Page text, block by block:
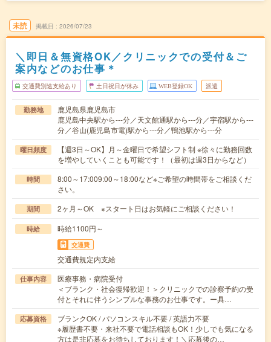
未読 掲載日 2026/07/23
＼即日＆無資格OK／クリニックでの受付＆ご
案内などのお仕事＊
交通費別途支給あり 土日祝日が休み WEB登録OK 派遣
勤務地
鹿児島県鹿児島市
鹿児島中央駅から---分／天文館通駅から---分／宇宿駅から---
分／谷山(鹿児島市電)駅から---分／鴨池駅から---分
曜日頻度
【週3日～OK】月～金曜日で希望シフト制 ※徐々に勤務回数
を増やしていくことも可能です！（最初は週3日からなど）
時間
8:00～17:009:00～18:00など※ご希望の時間帯をご相談くだ
さい。
期間 2ヶ月～OK ※スタート日はお気軽にご相談ください！
時給 時給1100円～
交通費
交通費規定内支給
仕事内容
医療事務・病院受付
＜ブランク・社会復帰歓迎！＞クリニックでの診察予約の受
付とそれに伴うシンプルな事務のお仕事です。ー具…
応募資格
ブランクOK / パソコンスキル不要 / 英語力不要
※履歴書不要・来社不要で電話相談もOK！少しでも気になる
方は是非応募をお待ちしております！＼応募後の…